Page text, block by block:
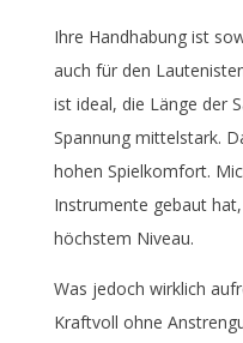
Ihre Handhabung ist
auch für den
ist ideal, die Länge der
Spannung mittelstark.
hohen Spielkomfort.
Instrumente gebaut
höchstem Niveau.
Was jedoch wirklich
Kraftvoll ohne